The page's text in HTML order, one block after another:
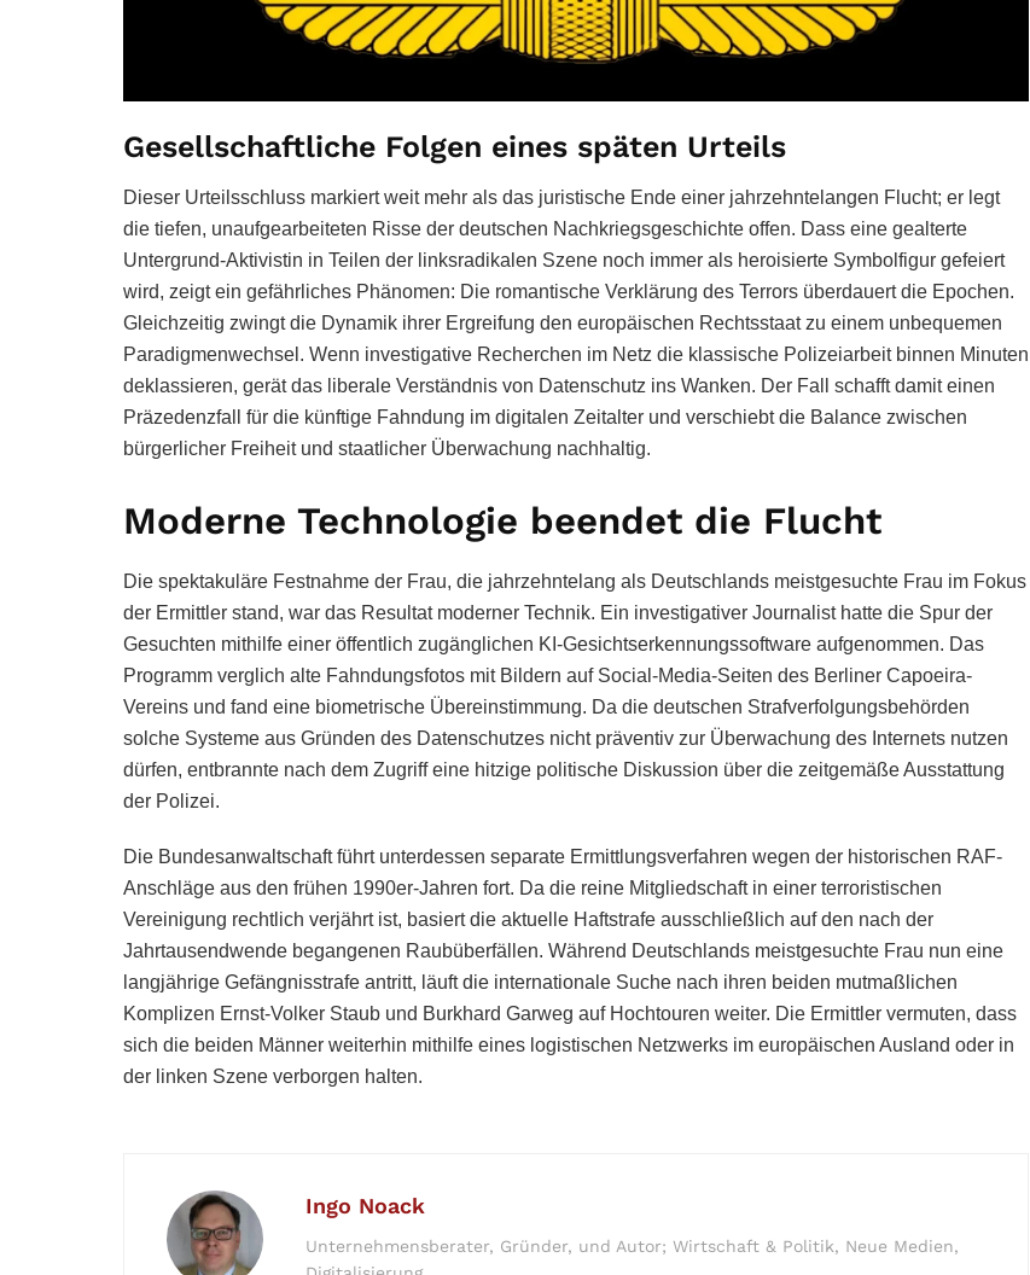
Gesellschaftliche Folgen eines späten Urteils
Dieser Urteilsschluss markiert weit mehr als das juristische Ende einer jahrzehntelangen Flucht; er legt
die tiefen, unaufgearbeiteten Risse der deutschen Nachkriegsgeschichte offen. Dass eine gealterte
Untergrund-Aktivistin in Teilen der linksradikalen Szene noch immer als heroisierte Symbolfigur gefeiert
wird, zeigt ein gefährliches Phänomen: Die romantische Verklärung des Terrors überdauert die Epochen.
Gleichzeitig zwingt die Dynamik ihrer Ergreifung den europäischen Rechtsstaat zu einem unbequemen
Paradigmenwechsel. Wenn investigative Recherchen im Netz die klassische Polizeiarbeit binnen Minuten
deklassieren, gerät das liberale Verständnis von Datenschutz ins Wanken. Der Fall schafft damit einen
Präzedenzfall für die künftige Fahndung im digitalen Zeitalter und verschiebt die Balance zwischen
bürgerlicher Freiheit und staatlicher Überwachung nachhaltig.
Moderne Technologie beendet die Flucht
Die spektakuläre Festnahme der Frau, die jahrzehntelang als Deutschlands meistgesuchte Frau im Fokus
der Ermittler stand, war das Resultat moderner Technik. Ein investigativer Journalist hatte die Spur der
Gesuchten mithilfe einer öffentlich zugänglichen KI-Gesichtserkennungssoftware aufgenommen. Das
Programm verglich alte Fahndungsfotos mit Bildern auf Social-Media-Seiten des Berliner Capoeira-
Vereins und fand eine biometrische Übereinstimmung. Da die deutschen Strafverfolgungsbehörden
solche Systeme aus Gründen des Datenschutzes nicht präventiv zur Überwachung des Internets nutzen
dürfen, entbrannte nach dem Zugriff eine hitzige politische Diskussion über die zeitgemäße Ausstattung
der Polizei.
Die Bundesanwaltschaft führt unterdessen separate Ermittlungsverfahren wegen der historischen RAF-
Anschläge aus den frühen 1990er-Jahren fort. Da die reine Mitgliedschaft in einer terroristischen
Vereinigung rechtlich verjährt ist, basiert die aktuelle Haftstrafe ausschließlich auf den nach der
Jahrtausendwende begangenen Raubüberfällen. Während Deutschlands meistgesuchte Frau nun eine
langjährige Gefängnisstrafe antritt, läuft die internationale Suche nach ihren beiden mutmaßlichen
Komplizen Ernst-Volker Staub und Burkhard Garweg auf Hochtouren weiter. Die Ermittler vermuten, dass
sich die beiden Männer weiterhin mithilfe eines logistischen Netzwerks im europäischen Ausland oder in
der linken Szene verborgen halten.
Ingo Noack
Unternehmensberater, Gründer, und Autor; Wirtschaft & Politik, Neue Medien,